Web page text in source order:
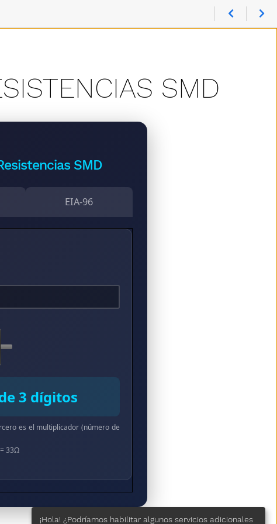
SMD
SMD
EIA-96
3 dígitos
es el multiplicador (número de
= 33Ω
¡Hola! ¿Podríamos habilitar algunos servicios adicionales